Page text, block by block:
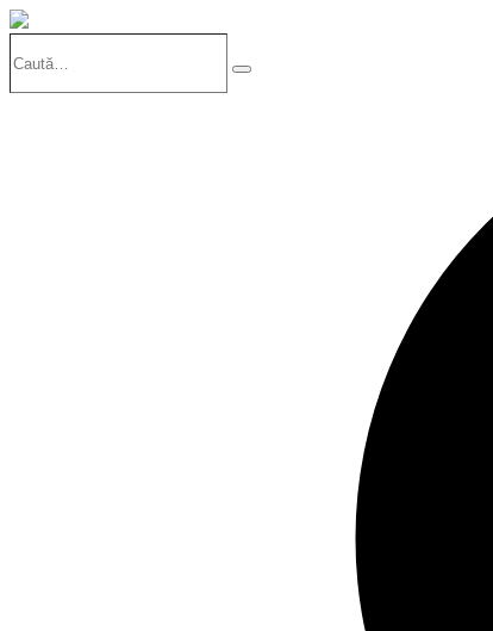
Search